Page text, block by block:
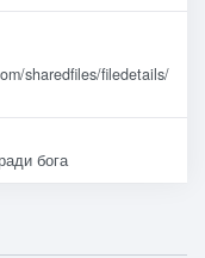
sharedfiles/filedetails/
бога